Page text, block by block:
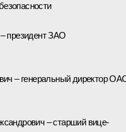
президент ЗАО
– генеральный директор
– старший вице-